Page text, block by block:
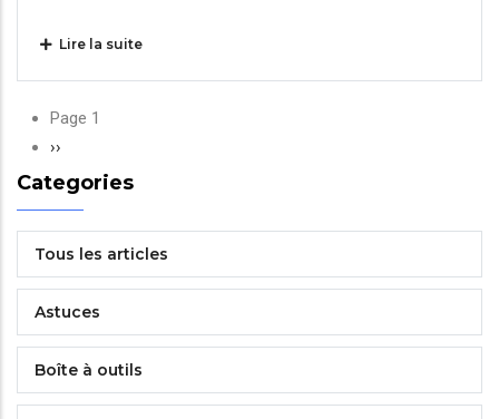
Lire la suite
Pagination
Page 1
Page
suivante
››
Categories
Tous les articles
Astuces
Boîte à outils